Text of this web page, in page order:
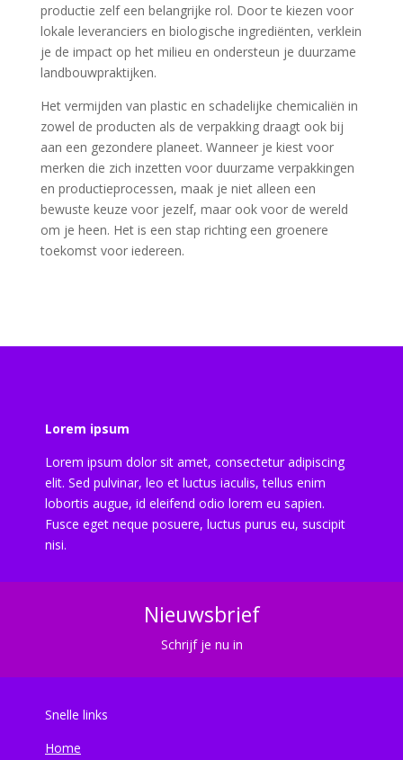
productie zelf een belangrijke rol. Door te kiezen voor
lokale leveranciers en biologische ingrediënten, verklein
je de impact op het milieu en ondersteun je duurzame
landbouwpraktijken.
Het vermijden van plastic en schadelijke chemicaliën in
zowel de producten als de verpakking draagt ook bij
aan een gezondere planeet. Wanneer je kiest voor
merken die zich inzetten voor duurzame verpakkingen
en productieprocessen, maak je niet alleen een
bewuste keuze voor jezelf, maar ook voor de wereld
om je heen. Het is een stap richting een groenere
toekomst voor iedereen.
Lorem ipsum
Lorem ipsum dolor sit amet, consectetur adipiscing
elit. Sed pulvinar, leo et luctus iaculis, tellus enim
lobortis augue, id eleifend odio lorem eu sapien.
Fusce eget neque posuere, luctus purus eu, suscipit
nisi.
Nieuwsbrief
Schrijf je nu in
Snelle links
Home